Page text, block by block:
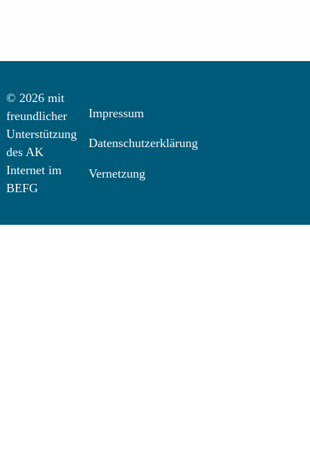
© 2026 mit
freundlicher
Unterstützung
des AK
Internet im
BEFG
Impressum
Datenschutzerklärung
Vernetzung